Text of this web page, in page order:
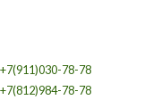
+7(911)030-78-78
+7(812)984-78-78